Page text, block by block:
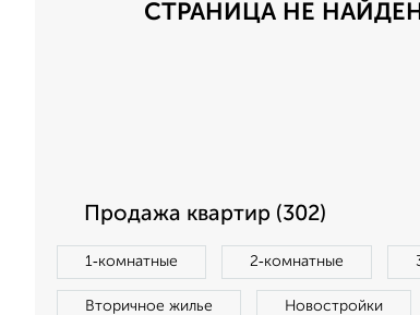
СТРАНИЦА НЕ
Продажа квартир (302)
1‑комнатные 2‑комнатные
Вторичное жилье Новостройки